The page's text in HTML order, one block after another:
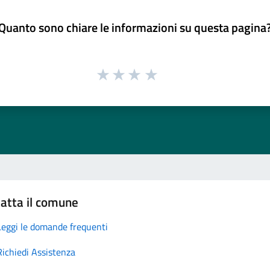
sono chiare le informazioni su questa
il comune
le domande frequenti
Assistenza